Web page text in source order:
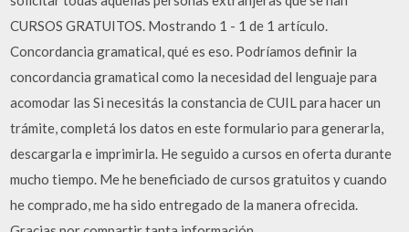
CURSOS GRATUITOS. Mostrando 1 - 1 de 1 artículo.
Concordancia gramatical, qué es eso. Podríamos definir la
concordancia gramatical como la necesidad del lenguaje para
acomodar las Si necesitás la constancia de CUIL para hacer un
trámite, completá los datos en este formulario para generarla,
descargarla e imprimirla. He seguido a cursos en oferta durante
mucho tiempo. Me he beneficiado de cursos gratuitos y cuando
he comprado, me ha sido entregado de la manera ofrecida.